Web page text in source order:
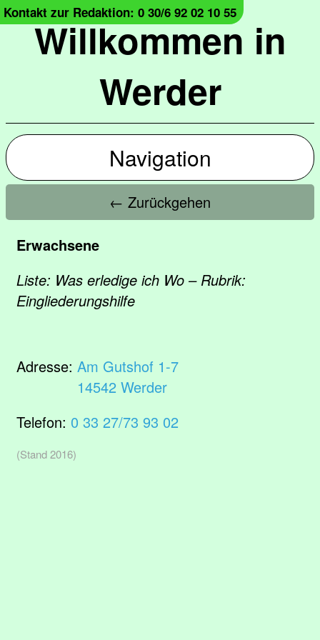
Willkommen in
Werder
Kontakt zur Redaktion: 0 30/6 92 02 10 55
Navigation
← Zurückgehen
Erwachsene
Liste: Was erledige ich Wo – Rubrik:
Eingliederungshilfe
Adresse: Am Gutshof 1-7
14542 Werder
Telefon: 0 33 27/73 93 02
(Stand 2016)